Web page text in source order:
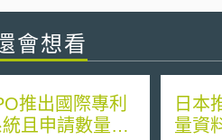
會想看
推出國際專利
且申請數量激
日本
量資